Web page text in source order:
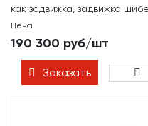
как задвижка, задвижка
Цена
190 300 руб/шт
Заказать